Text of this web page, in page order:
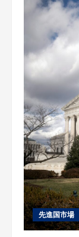
e
R
e
a
d
i
n
g
先進国市場